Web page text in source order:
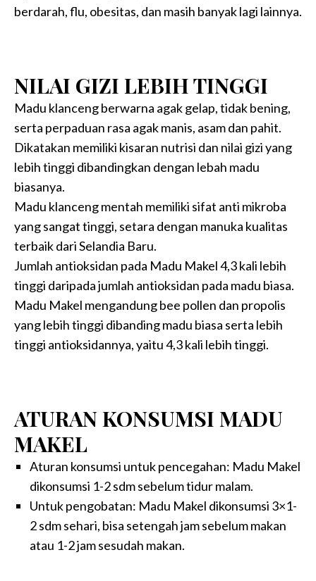
berdarah, flu, obesitas, dan masih banyak lagi lainnya.
NILAI GIZI LEBIH TINGGI
Madu klanceng berwarna agak gelap, tidak bening,
serta perpaduan rasa agak manis, asam dan pahit.
Dikatakan memiliki kisaran nutrisi dan nilai gizi yang
lebih tinggi dibandingkan dengan lebah madu
biasanya.
Madu klanceng mentah memiliki sifat anti mikroba
yang sangat tinggi, setara dengan manuka kualitas
terbaik dari Selandia Baru.
Jumlah antioksidan pada Madu Makel 4,3 kali lebih
tinggi daripada jumlah antioksidan pada madu biasa.
Madu Makel mengandung bee pollen dan propolis
yang lebih tinggi dibanding madu biasa serta lebih
tinggi antioksidannya, yaitu 4,3 kali lebih tinggi.
ATURAN KONSUMSI MADU
MAKEL
Aturan konsumsi untuk pencegahan: Madu Makel
dikonsumsi 1-2 sdm sebelum tidur malam.
Untuk pengobatan: Madu Makel dikonsumsi 3×1-
2 sdm sehari, bisa setengah jam sebelum makan
atau 1-2 jam sesudah makan.